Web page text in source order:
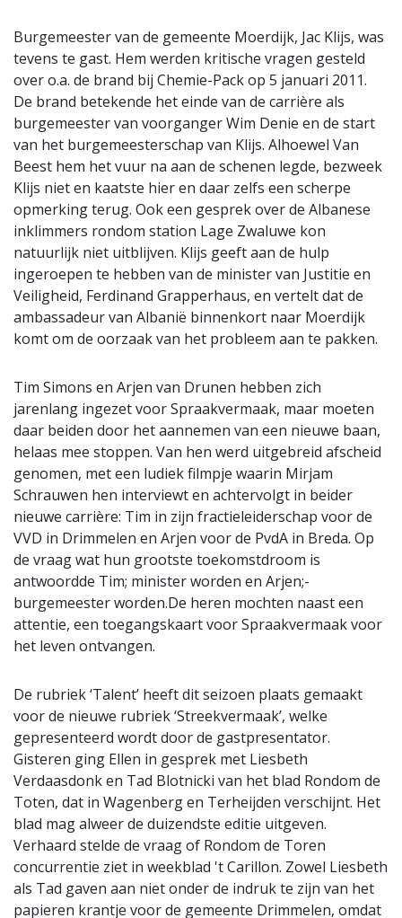
Burgemeester van de gemeente Moerdijk, Jac Klijs, was
tevens te gast. Hem werden kritische vragen gesteld
over o.a. de brand bij Chemie-Pack op 5 januari 2011.
De brand betekende het einde van de carrière als
burgemeester van voorganger Wim Denie en de start
van het burgemeesterschap van Klijs. Alhoewel Van
Beest hem het vuur na aan de schenen legde, bezweek
Klijs niet en kaatste hier en daar zelfs een scherpe
opmerking terug. Ook een gesprek over de Albanese
inklimmers rondom station Lage Zwaluwe kon
natuurlijk niet uitblijven. Klijs geeft aan de hulp
ingeroepen te hebben van de minister van Justitie en
Veiligheid, Ferdinand Grapperhaus, en vertelt dat de
ambassadeur van Albanië binnenkort naar Moerdijk
komt om de oorzaak van het probleem aan te pakken.
Tim Simons en Arjen van Drunen hebben zich
jarenlang ingezet voor Spraakvermaak, maar moeten
daar beiden door het aannemen van een nieuwe baan,
helaas mee stoppen. Van hen werd uitgebreid afscheid
genomen, met een ludiek filmpje waarin Mirjam
Schrauwen hen interviewt en achtervolgt in beider
nieuwe carrière: Tim in zijn fractieleiderschap voor de
VVD in Drimmelen en Arjen voor de PvdA in Breda. Op
de vraag wat hun grootste toekomstdroom is
antwoordde Tim; minister worden en Arjen;-
burgemeester worden.De heren mochten naast een
attentie, een toegangskaart voor Spraakvermaak voor
het leven ontvangen.
De rubriek ‘Talent’ heeft dit seizoen plaats gemaakt
voor de nieuwe rubriek ‘Streekvermaak’, welke
gepresenteerd wordt door de gastpresentator.
Gisteren ging Ellen in gesprek met Liesbeth
Verdaasdonk en Tad Blotnicki van het blad Rondom de
Toten, dat in Wagenberg en Terheijden verschijnt. Het
blad mag alweer de duizendste editie uitgeven.
Verhaard stelde de vraag of Rondom de Toren
concurrentie ziet in weekblad 't Carillon. Zowel Liesbeth
als Tad gaven aan niet onder de indruk te zijn van het
papieren krantje voor de gemeente Drimmelen, omdat